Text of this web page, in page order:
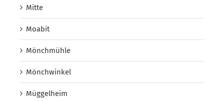
Mitte
Moabit
Mönchmühle
Mönchwinkel
Müggelheim